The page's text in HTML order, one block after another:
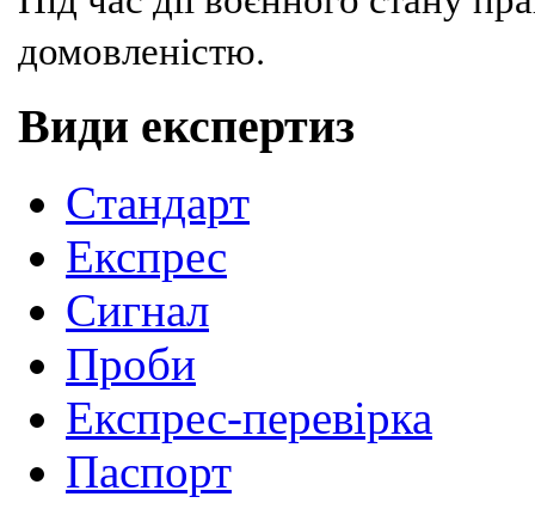
домовленістю.
Види експертиз
Cтандарт
Експрес
Сигнал
Проби
Експрес-перевірка
Паспорт